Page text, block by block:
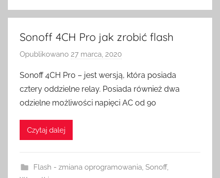
Sonoff 4CH Pro jak zrobić flash
Opublikowano 27 marca, 2020
z
e
z
S
Sonoff 4CH Pro – jest wersją, która posiada
cztery oddzielne relay. Posiada również dwa
odzielne możliwości napięci AC od 90
Czytaj dalej
Flash - zmiana oprogramowania, Sonoff,